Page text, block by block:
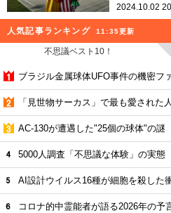
2024.10.02
人気記事ランキング 11:35更新
不思議ベスト10！
ブラジル金属球体UFO事件の機密フ
「見世物サーカス」で最も愛された
AC-130が遭遇した"25個の球体"の謎
5000人調査「不思議な体験」の実態
AI設計ウイルス16種が細胞を殺した
コロナ的中霊能者が語る2026年の予